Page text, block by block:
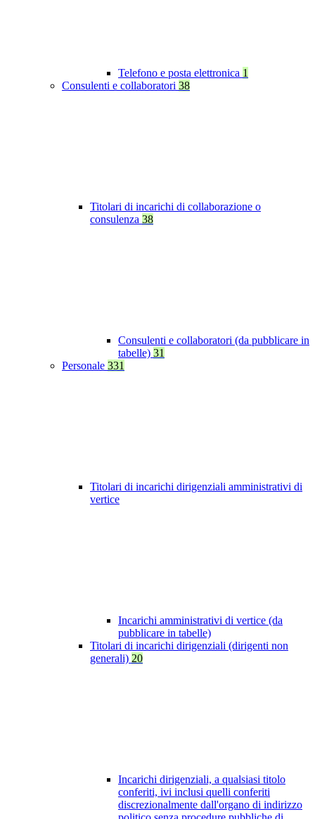
Telefono e posta elettronica 1
Consulenti e collaboratori 38
Titolari di incarichi di collaborazione o
consulenza 38
Consulenti e collaboratori (da pubblicare in
tabelle) 31
Personale 331
Titolari di incarichi dirigenziali amministrativi di
vertice
Incarichi amministrativi di vertice (da
pubblicare in tabelle)
Titolari di incarichi dirigenziali (dirigenti non
generali) 20
Incarichi dirigenziali, a qualsiasi titolo
conferiti, ivi inclusi quelli conferiti
discrezionalmente dall'organo di indirizzo